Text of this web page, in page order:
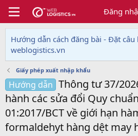
Đăng
Hướng dẫn cách đăng bài - Đặt câu
weblogistics.vn
Giấy phép xuất nhập khẩu
Hướng dẫn Thông tư 37/
hành các sửa đổi Quy
01:2017/BCT về giới hạn
formaldehyt hàng dệt may